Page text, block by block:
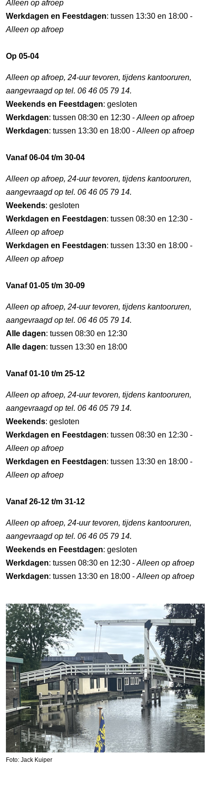
Alleen op afroep
Werkdagen en Feestdagen: tussen 13:30 en 18:00 -
Alleen op afroep
Op 05-04
Alleen op afroep, 24-uur tevoren, tijdens kantooruren,
aangevraagd op tel. 06 46 05 79 14.
Weekends en Feestdagen: gesloten
Werkdagen: tussen 08:30 en 12:30 - Alleen op afroep
Werkdagen: tussen 13:30 en 18:00 - Alleen op afroep
Vanaf 06-04 t/m 30-04
Alleen op afroep, 24-uur tevoren, tijdens kantooruren,
aangevraagd op tel. 06 46 05 79 14.
Weekends: gesloten
Werkdagen en Feestdagen: tussen 08:30 en 12:30 -
Alleen op afroep
Werkdagen en Feestdagen: tussen 13:30 en 18:00 -
Alleen op afroep
Vanaf 01-05 t/m 30-09
Alleen op afroep, 24-uur tevoren, tijdens kantooruren,
aangevraagd op tel. 06 46 05 79 14.
Alle dagen: tussen 08:30 en 12:30
Alle dagen: tussen 13:30 en 18:00
Vanaf 01-10 t/m 25-12
Alleen op afroep, 24-uur tevoren, tijdens kantooruren,
aangevraagd op tel. 06 46 05 79 14.
Weekends: gesloten
Werkdagen en Feestdagen: tussen 08:30 en 12:30 -
Alleen op afroep
Werkdagen en Feestdagen: tussen 13:30 en 18:00 -
Alleen op afroep
Vanaf 26-12 t/m 31-12
Alleen op afroep, 24-uur tevoren, tijdens kantooruren,
aangevraagd op tel. 06 46 05 79 14.
Weekends en Feestdagen: gesloten
Werkdagen: tussen 08:30 en 12:30 - Alleen op afroep
Werkdagen: tussen 13:30 en 18:00 - Alleen op afroep
Foto: Jack Kuiper